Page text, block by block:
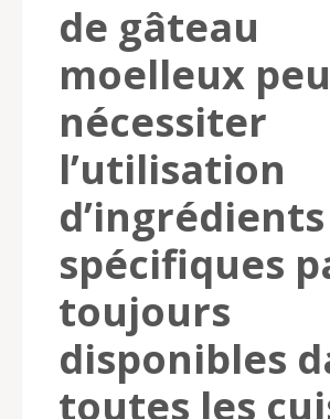
de gâteau
moelleux
nécessiter
l’utilisation
d’ingrédients
spécifiques
toujours
disponibles
toutes les